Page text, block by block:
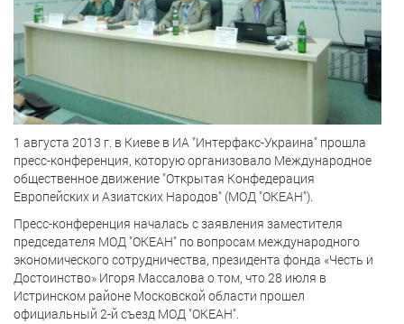
1 августа 2013 г. в Киеве в ИА "Интерфакс-Украина" прошла
пресс-конференция, которую организовало Международное
общественное движение "Открытая Конфедерация
Европейских и Азиатских Народов" (МОД "ОКЕАН").
Пресс-конференция началась с заявления заместителя
председателя МОД "ОКЕАН" по вопросам международного
экономического сотрудничества, президента фонда «Честь и
Достоинство» Игоря Массалова о том, что 28 июля в
Истринском районе Московской области прошел
официальный 2-й съезд МОД "ОКЕАН".